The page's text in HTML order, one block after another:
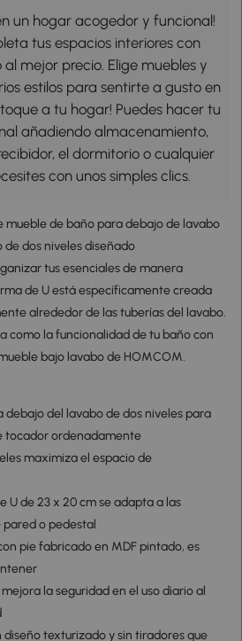
un hogar acogedor y funcional!
tus espacios interiores con
mejor precio. Elige muebles y
estilos para sentirte a gusto en
a tu hogar! Puedes hacer tu
añadiendo almacenamiento,
el dormitorio o cualquier
con unos simples clics.
mueble de baño para debajo de lavabo
dos niveles diseñado
tus esenciales de manera
de U está específicamente creada
alrededor de las tuberías del lavabo.
como la funcionalidad de tu baño con
bajo lavabo de HOMCOM.
debajo del lavabo de dos niveles para
tocador ordenadamente
maximiza el espacio de
U de 23 x 20 cm se adapta a las
pared o pedestal
pie fabricado en MDF pintado, es
la seguridad en el uso diario al
diseño texturizado y sin tiradores que